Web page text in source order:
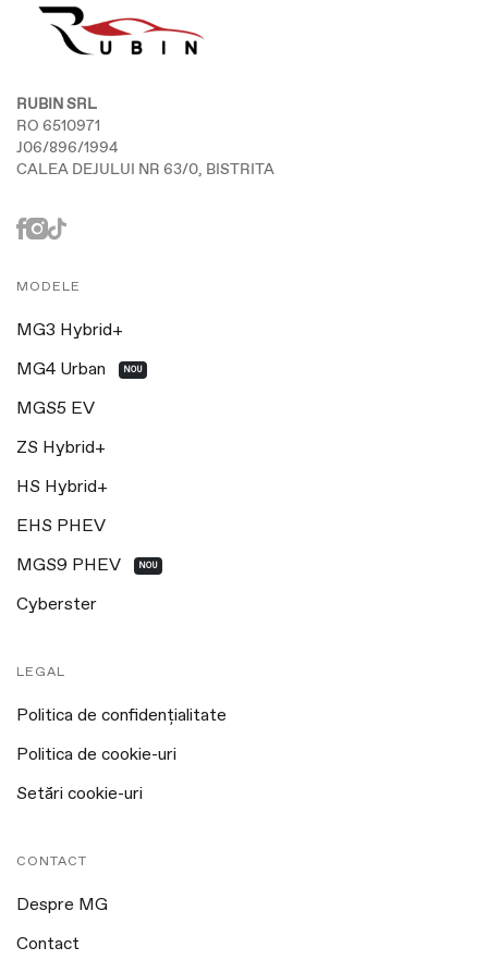
RUBIN SRL
RO 6510971
J06/896/1994
CALEA DEJULUI NR 63/0, BISTRITA
MODELE
MG3 Hybrid+
MG4 Urban NOU
MGS5 EV
ZS Hybrid+
HS Hybrid+
EHS PHEV
MGS9 PHEV NOU
Cyberster
LEGAL
Politica de confidențialitate
Politica de cookie-uri
Setări cookie-uri
CONTACT
Despre MG
Contact